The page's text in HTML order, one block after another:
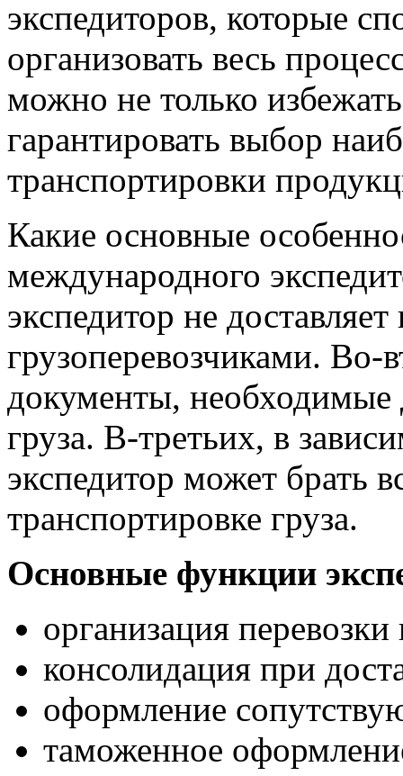
экспедиторов, которые
организовать весь
можно не только
гарантировать выбор
транспортировки
Какие основные
международного
экспедитор не
грузоперевозчиками. Во-
документы, необходимые
груза. В-третьих, в
экспедитор может брать
транспортировке груза.
Основные функции
организация перевозки
консолидация при
оформление
таможенное